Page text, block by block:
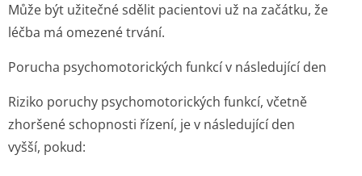
Může být užitečné sdělit pacientovi už na začátku, že
léčba má omezené trvání.
Porucha psychomotorických funkcí v následující den
Riziko poruchy psychomotorických funkcí, včetně
zhoršené schopnosti řízení, je v následující den
vyšší, pokud: